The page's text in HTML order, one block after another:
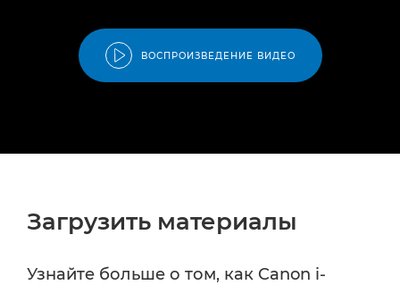
ВОСПРОИЗВЕДЕНИЕ ВИДЕО
Загрузить материалы
Узнайте больше о том, как Canon i-